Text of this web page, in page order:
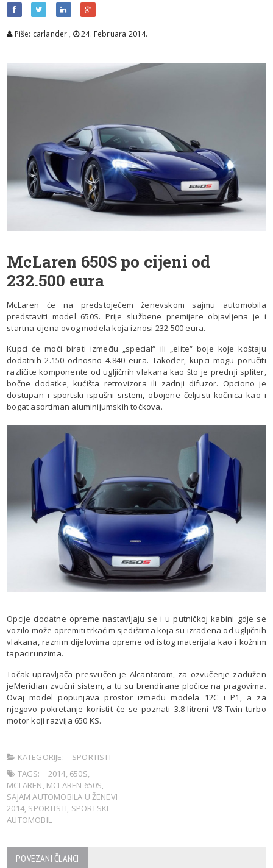
Piše: carlander , 24. Februara 2014.
McLaren 650S po cijeni od
232.500 eura
McLaren će na predstojećem ženevskom sajmu automobila
predstaviti model 650S. Prije službene premijere objavljena je i
startna cijena ovog modela koja iznosi 232.500 eura.
Kupci će moći birati između „special“ ili „elite“ boje koje koštaju
dodatnih 2.150 odnosno 4.840 eura. Također, kupci mogu poručiti
različite komponente od ugljičnih vlakana kao što je prednji spliter,
bočne dodatke, kućišta retrovizora ili zadnji difuzor. Opciono je
dostupan i sportski ispušni sistem, obojene čeljusti kočnica kao i
bogat asortiman aluminijumskih točkova.
Opcije dodatne opreme nastavljaju se i u putničkoj kabini gdje se
vozilo može opremiti trkaćim sjedištima koja su izrađena od ugljičnih
vlakana, raznim dijelovima opreme od istog materijala kao i kožnim
tapacirunzima.
Točak upravljača presvučen je Alcantarom, za ozvučenje zadužen
jeMeridian zvučni sistem, a tu su brendirane pločice na pragovima.
Ovaj model popunjava prostor između modela 12C i P1, a za
njegovo pokretanje koristit će se poznati 3.8-litreni V8 Twin-turbo
motor koji razvija 650 KS.
KATEGORIJE:
SPORTISTI
TAGS:
2014, 650S,
MCLAREN, MCLAREN 650S,
SAJAM AUTOMOBILA U ŽENEVI
2014, SPORTISTI, SPORTSKI
AUTOMOBIL
POVEZANI ČLANCI